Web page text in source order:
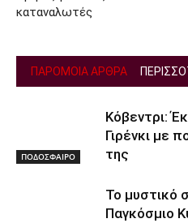
καταναλωτές
ΠΑΡΟΜΟΙΑ ΑΡΘΡΑ
ΠΟΔΟΣΦΑΙΡΟ
Κόβεντρι:
Γιρένκι με
της
Το μυστικό
Παγκόσμιο